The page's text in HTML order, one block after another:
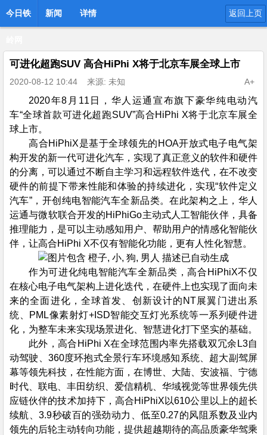
今日铁 新闻 详情 返回上页
可进化超跑SUV 高合HiPhi X将于北京车展全球上市
2020-08-12 10:44 来源: 未知 A+
2020年8月11日，华人运通宣布旗下豪华纯电动汽
车“全球首款可进化超跑SUV”高合HiPhi X将于北京车展全
球上市。
高合HiPhiX是基于全球领先的HOA开放式电子电气架
构开发的新一代可进化汽车，实现了真正意义的软件和硬件
的分离，可以通过不断自主学习和远程软件迭代，在不改变
硬件的前提下带来性能和体验的持续进化，实现“软件定义
汽车”，开创纯电智能汽车全新品类。在此架构之上，华人
运通与微软联合开发的HiPhiGo主动式人工智能伙伴，具备
推理能力，是可以主动感知用户、帮助用户的情感化智能伙
伴，让高合HiPhi X不仅有智能化功能，更有人性化智慧。
作为可进化纯电智能汽车全新品类，高合HiPhiX不仅
在核心电子电气架构上进化迭代，在硬件上也实现了面向未
来的全面进化，全球首发、创新设计的NT展翼门进出系
统、PML像素射灯+ISD智能交互灯光系统等一系列硬件进
化，为整车未来实现场景进化、智慧进化打下坚实的基础。
此外，高合HiPhi X在全球范围内率先搭载双冗余L3自
动驾驶、360度环抱式全景行车环境感知系统、超大副驾屏
幕等领先科技，在性能方面，在博世、大陆、安波福、宁德
时代、联电、丰田纺织、爱信精机、华域视觉等世界领先供
应链伙伴的技术加持下，高合HiPhiX以610公里以上的超长
续航、3.9秒破百的强劲动力、低至0.27的风阻系数及业内
领先的后轮主动转向功能，提供超越期待的高品质豪华驾乘